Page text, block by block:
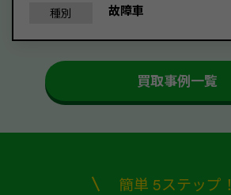
種別 故障車
買取事例一覧
簡単 5ステップ！